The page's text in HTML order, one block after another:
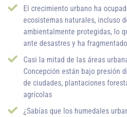
El crecimiento urbano ha
ecosistemas naturales, incluso
ambientalmente protegidas, lo
ante desastres y ha
Casi la mitad de las áreas
Concepción están bajo presión
de ciudades, plantaciones
agrícolas
¿Sabías que los humedales